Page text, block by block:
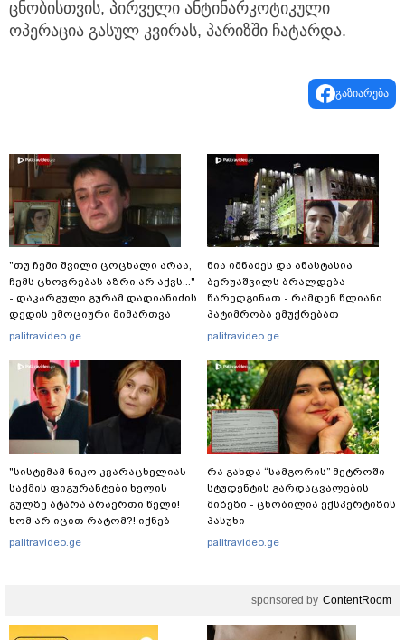
ცნობისთვის, პირველი ანტინარკოტიკული
ოპერაცია გასულ კვირას, პარიზში ჩატარდა.
გაზიარება
"თუ ჩემი შვილი ცოცხალი არაა,
ჩემს ცხოვრებას აზრი არ აქვს..."
- დაკარგული გურამ დადიანიძის
დედის ემოციური მიმართვა
palitravideo.ge
"სისტემამ ნიკო კვარაცხელიას
საქმის ფიგურანტები ხელის
გულზე ატარა არაერთი წელი!
ხომ არ იცით რატომ?! იქნებ
იმიტომ რომ თავად
palitravideo.ge
ნია იმნაძეს და ანასტასია
ბერუაშვილს ბრალდება
წარედგინათ - რამდენ წლიანი
პატიმრობა ემუქრებათ
არასრულწლოვნებს?
palitravideo.ge
რა გახდა “სამგორის” მეტროში
სტუდენტის გარდაცვალების
მიზეზი - ცნობილია ექსპერტიზის
პასუხი
palitravideo.ge
sponsored by ContentRoom